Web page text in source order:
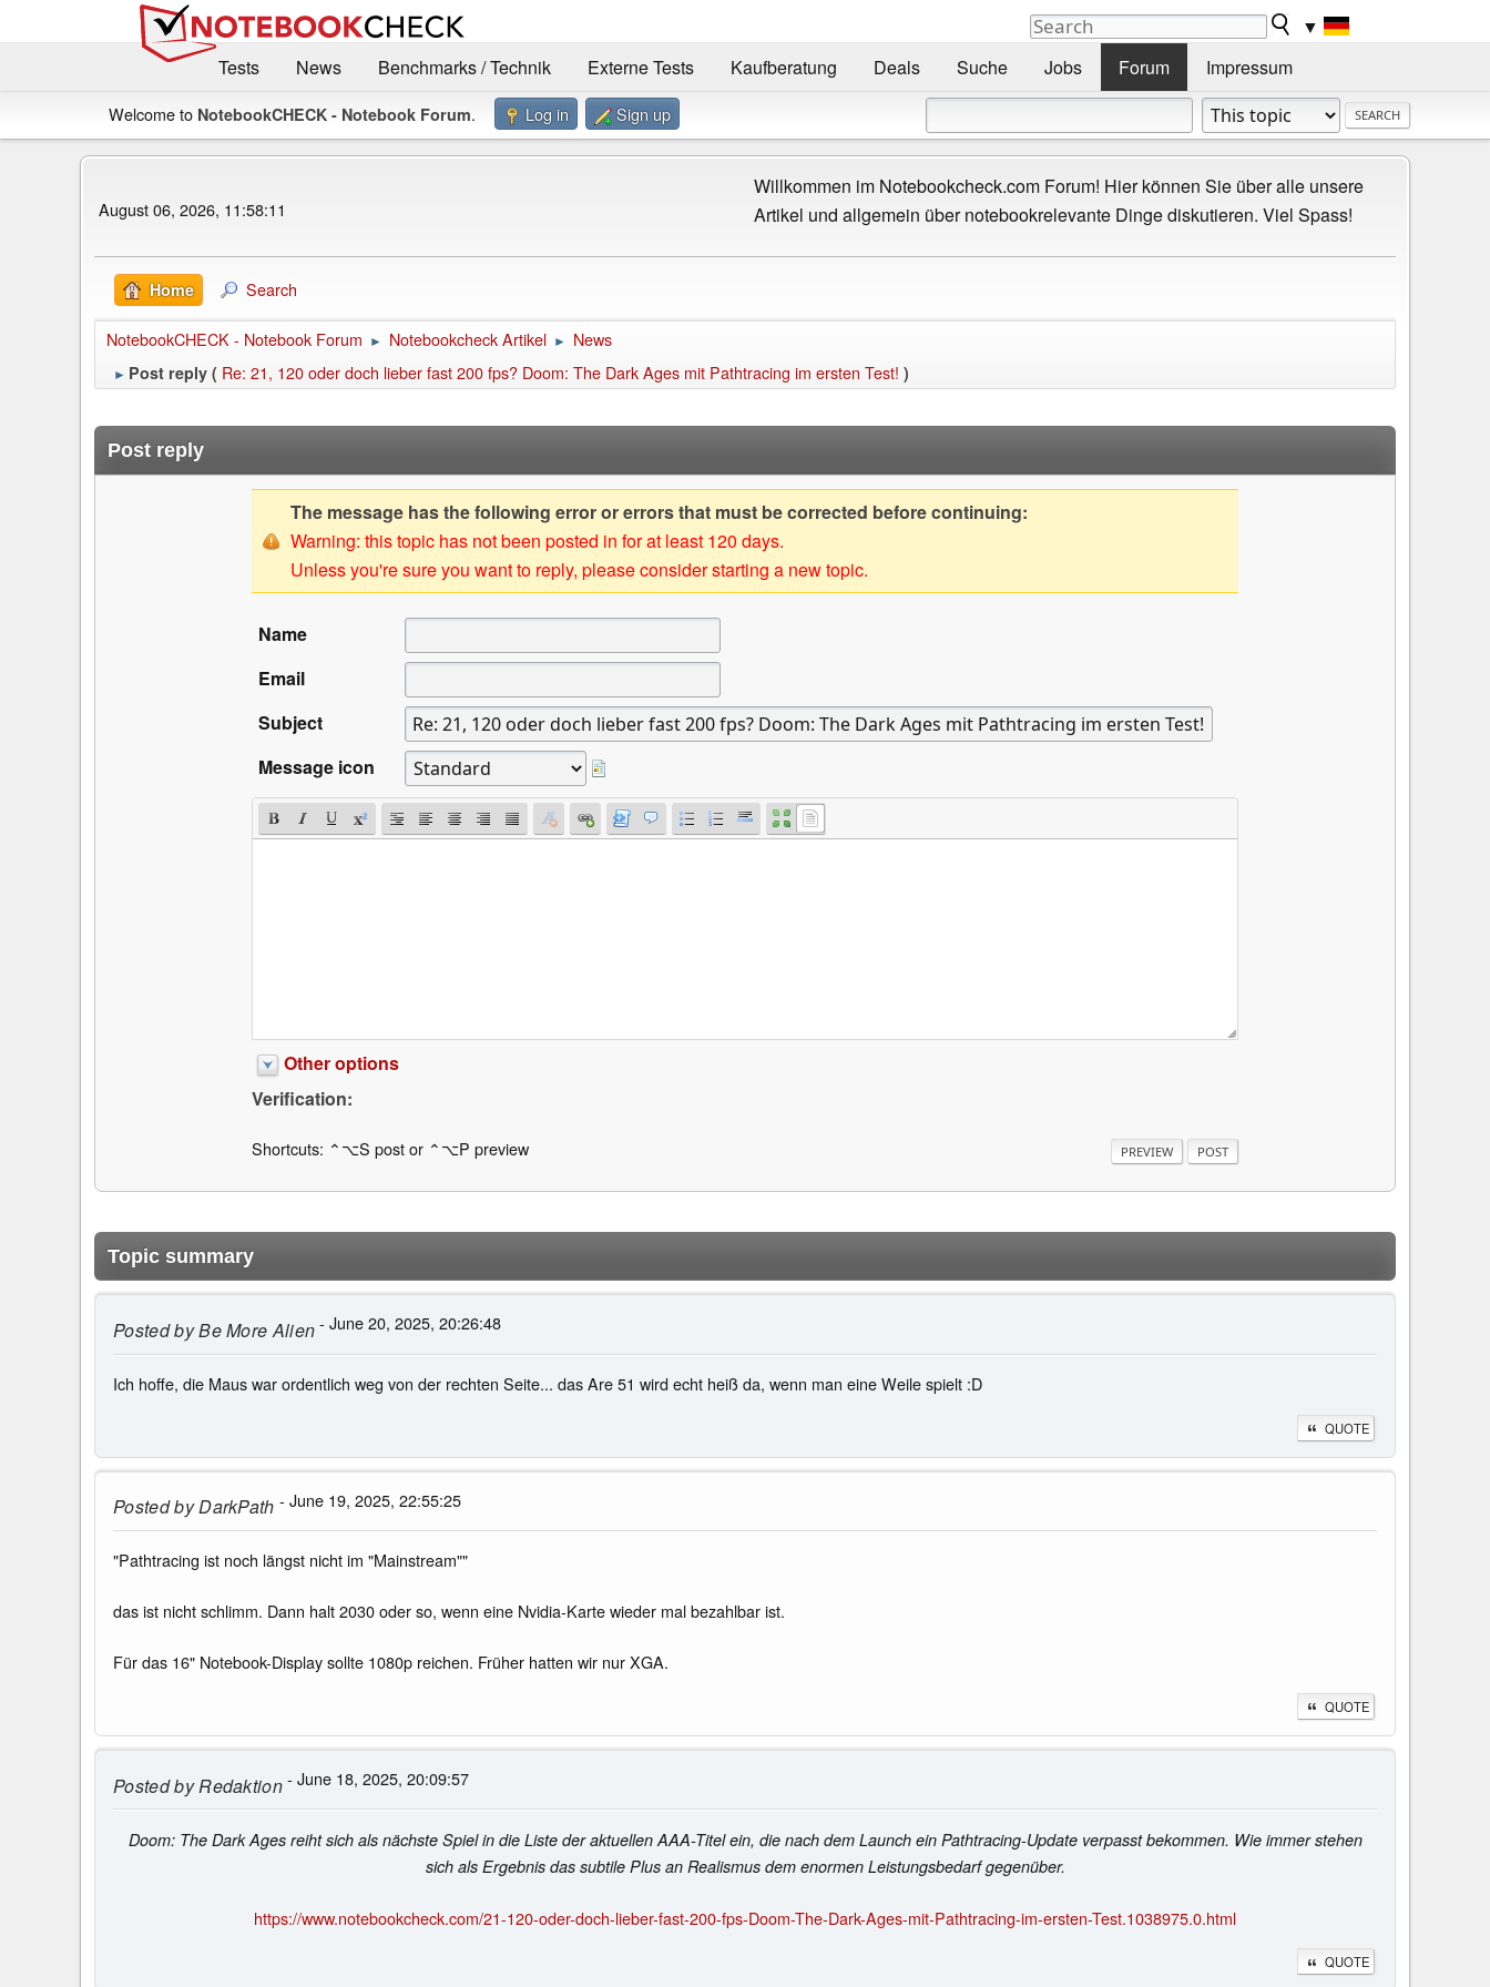
▼
Tests
News Benchmarks / Technik Externe Tests Kaufberatung Deals Suche Jobs Forum Impressum
Welcome to NotebookCHECK - Notebook Forum. Log in Sign up
August 06, 2026, 11:58:11
Willkommen im Notebookcheck.com Forum! Hier können Sie über alle unsere
Artikel und allgemein über notebookrelevante Dinge diskutieren. Viel Spass!
Home Search
NotebookCHECK - Notebook Forum ► Notebookcheck Artikel ► News
► Post reply ( Re: 21, 120 oder doch lieber fast 200 fps? Doom: The Dark Ages mit Pathtracing im ersten Test! )
Post reply
The message has the following error or errors that must be corrected before continuing:
Warning: this topic has not been posted in for at least 120 days.
Unless you're sure you want to reply, please consider starting a new topic.
Name
Email
Subject
Message icon
Other options
Verification:
Shortcuts: ⌃⌥S post or ⌃⌥P preview
Topic summary
Posted byBe More Alien- June 20, 2025, 20:26:48
Ich hoffe, die Maus war ordentlich weg von der rechten Seite... das Are 51 wird echt heiß da, wenn man eine Weile spielt :D
QUOTE
Posted byDarkPath - June 19, 2025, 22:55:25
"Pathtracing ist noch längst nicht im "Mainstream""
das ist nicht schlimm. Dann halt 2030 oder so, wenn eine Nvidia-Karte wieder mal bezahlbar ist.
Für das 16" Notebook-Display sollte 1080p reichen. Früher hatten wir nur XGA.
QUOTE
Posted byRedaktion- June 18, 2025, 20:09:57
Doom: The Dark Ages reiht sich als nächste Spiel in die Liste der aktuellen AAA-Titel ein, die nach dem Launch ein Pathtracing-Update verpasst bekommen. Wie immer stehen
sich als Ergebnis das subtile Plus an Realismus dem enormen Leistungsbedarf gegenüber.
https://www.notebookcheck.com/21-120-oder-doch-lieber-fast-200-fps-Doom-The-Dark-Ages-mit-Pathtracing-im-ersten-Test.1038975.0.html
QUOTE